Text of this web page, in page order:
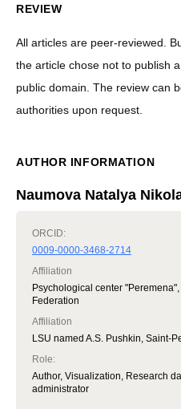
REVIEW
All articles are peer-reviewed.
the article chose not to publish
public domain. The review can
authorities upon request.
AUTHOR INFORMATION
Naumova Natalya
ORCID:
0009-0000-3468-2714
Affiliation
Psychological center
Federation
Affiliation
LSU named A.S. Pushkin, Saint-
Role:
Author, Visualization, Research
administrator